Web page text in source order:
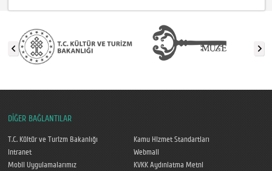
DİĞER BAĞLANTILAR
T.C. Kültür ve Turizm Bakanlığı
Kamu Hizmet Standartları
Intranet
Webmail
Mobil Uygulamalarımız
KVKK Aydınlatma Metni